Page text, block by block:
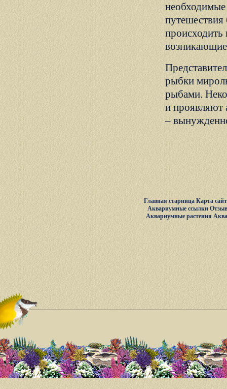
необходимые
происходить
возникающие
рыбки
рыбами.
и проявляют
–
Главная старница Карта
Аквариумные ссылки
Аквариумные растения